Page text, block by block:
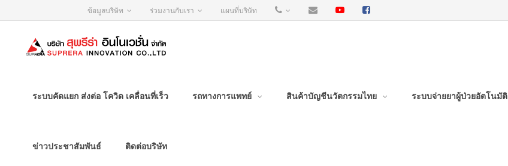
ข้อมูลบริษัท ร่วมงานกับเรา แผนที่บริษัท
ระบบคัดแยก ส่งต่อ โควิด เคลื่อนที่เร็ว รถทางการแพทย์ สินค้าบัญชีนวัตกรรมไทย ระบบจ่ายยาผู้ป่วยอัตโนมัติ
ข่าวประชาสัมพันธ์ ติดต่อบริษัท